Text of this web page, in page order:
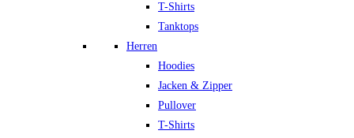
T-Shirts
Tanktops
Herren
Hoodies
Jacken & Zipper
Pullover
T-Shirts